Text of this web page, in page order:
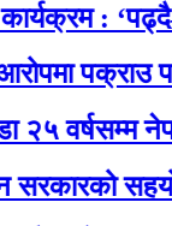
:
पक्राउ
नेपालले